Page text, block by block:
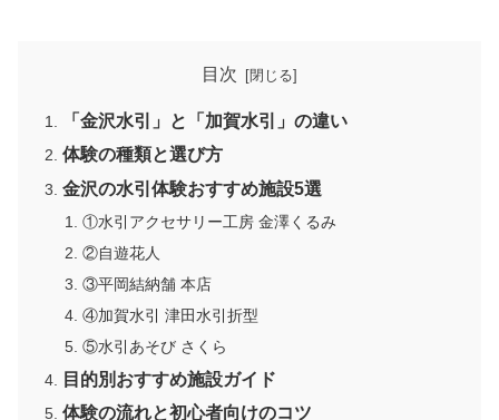
目次
「金沢水引」と「加賀水引」の違い
体験の種類と選び方
金沢の水引体験おすすめ施設5選
①水引アクセサリー工房 金澤くるみ
②自遊花人
③平岡結納舗 本店
④加賀水引 津田水引折型
⑤水引あそび さくら
目的別おすすめ施設ガイド
体験の流れと初心者向けのコツ